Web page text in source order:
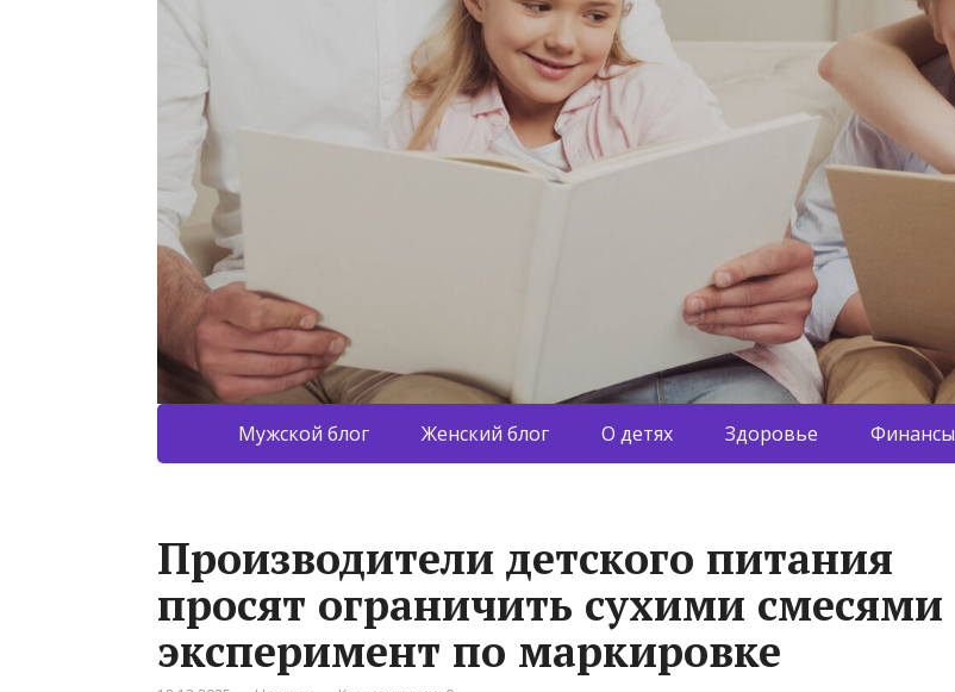
Мужской блог Женский блог О детях Здоровье Финансы
Производители детского питания
просят ограничить сухими смесями
эксперимент по маркировке